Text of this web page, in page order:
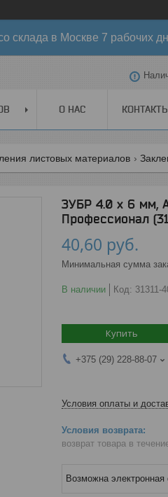
склада в Москве 7 рабочих
О НАС
листовых материалов
ЗУБР 4.0 x 6 мм,
Профессионал
40,60 руб.
Минимальная сумма
В наличии Код: 31311-
Купить
+375 (29) 228-88-07
Условия оплаты и
возврат товара в